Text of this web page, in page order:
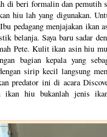
di beri formalin dan pemutih
hiu lah yang digunakan.
Ibu pedagang menjajakan ikan
belanja. Saya baru sadar
Pete. Kulit ikan asin hiu
bagian kepala yang
sirip kecil langsung
predator ini di acara
ikan hiu bukanlah jenis